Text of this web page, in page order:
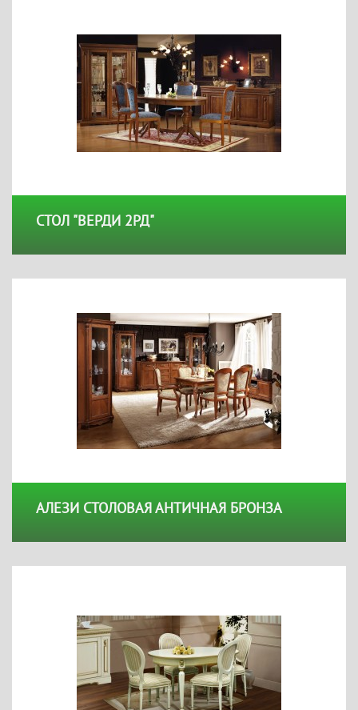
СТОЛ "ВЕРДИ 2РД"
АЛЕЗИ СТОЛОВАЯ АНТИЧНАЯ БРОНЗА